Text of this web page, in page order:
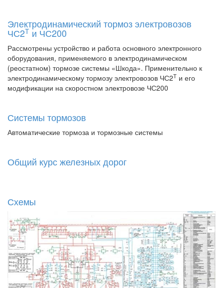
Электродинамический тормоз электровозов
ЧС2Т и ЧС200
Рассмотрены устройство и работа основного электронного
оборудования, применяемого в электродинамическом
(реостатном) тормозе системы «Шкода». Применительно к
электродинамическому тормозу электровозов ЧС2Т и его
модификации на скоростном электровозе ЧС200
Системы тормозов
Автоматические тормоза и тормозные системы
Общий курс железных дорог
Схемы